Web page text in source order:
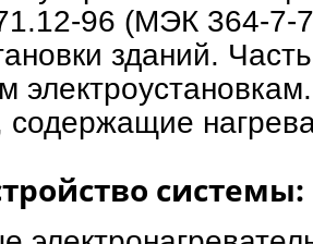
96 (МЭК 364-7-
зданий.
системы: